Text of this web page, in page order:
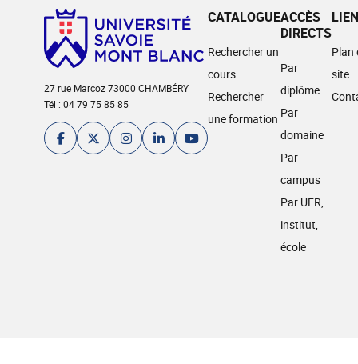
27 rue Marcoz 73000 CHAMBÉRY
Tél : 04 79 75 85 85
CATALOGUE
Rechercher un
cours
Rechercher
une formation
ACCÈS
DIRECTS
Par
diplôme
Par
domaine
Par
campus
Par UFR,
institut,
école
Plan
site